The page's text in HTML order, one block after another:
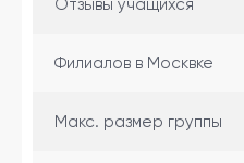
Отзывы учащихся
Филиалов в Москвке
Макс. размер группы